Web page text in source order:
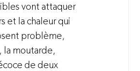
vont attaquer
et la chaleur qui
problème,
la moutarde,
de deux